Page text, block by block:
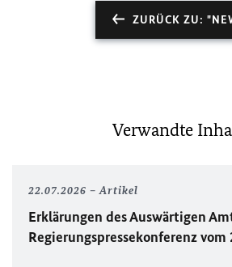
ZURÜCK ZU:
Verwandte
22.07.2026 Artikel
Erklärungen des Auswärtigen
Regierungspressekonferenz vom